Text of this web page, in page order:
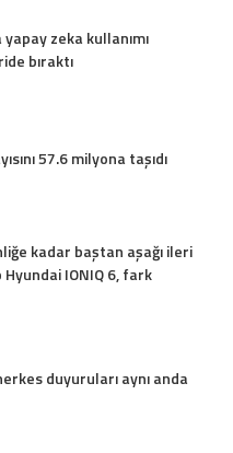
zeka kullanımı
bıraktı
57.6 milyona taşıdı
kadar baştan aşağı ileri
IONIQ 6, fark
duyuruları aynı anda